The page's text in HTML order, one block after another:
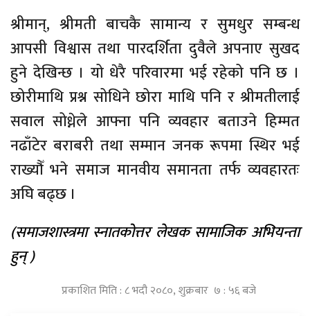
श्रीमान्, श्रीमती बाचकै सामान्य र सुमधुर सम्बन्ध
आपसी विश्वास तथा पारदर्शिता दुवैले अपनाए सुखद
हुने देखिन्छ । यो धेरै परिवारमा भई रहेको पनि छ ।
छोरीमाथि प्रश्न सोधिने छोरा माथि पनि र श्रीमतीलाई
सवाल सोध्नेले आफ्ना पनि व्यवहार बताउने हिम्मत
नढाँटेर बराबरी तथा सम्मान जनक रूपमा स्थिर भई
राख्यौँ भने समाज मानवीय समानता तर्फ व्यवहारतः
अघि बढ्छ ।
(समाजशास्त्रमा स्नातकोत्तर लेखक सामाजिक अभियन्ता
हुन् )
प्रकाशित मिति : ८ भदौ २०८०, शुक्रबार ७ : ५६ बजे